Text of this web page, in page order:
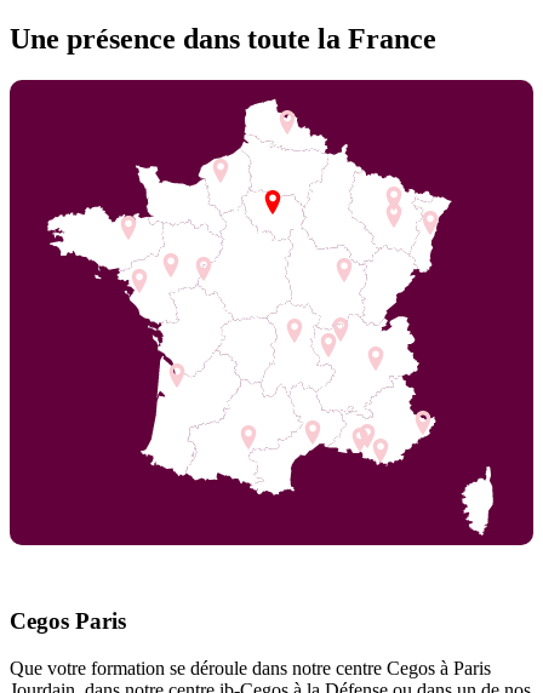
Une présence dans toute la France
Cegos Paris
Que votre formation se déroule dans notre centre Cegos à Paris